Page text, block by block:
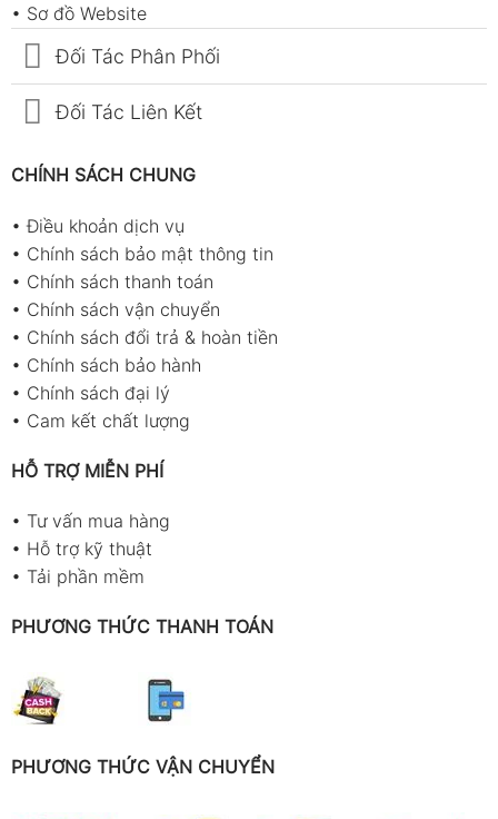
• Sơ đồ Website
Đối Tác Phân Phối
Đối Tác Liên Kết
CHÍNH SÁCH CHUNG
•Điều khoản dịch vụ
• Chính sách bảo mật thông tin
• Chính sách thanh toán
• Chính sách vận chuyển
• Chính sách đổi trả & hoàn tiền
• Chính sách bảo hành
• Chính sách đại lý
• Cam kết chất lượng
HỖ TRỢ MIỄN PHÍ
• Tư vấn mua hàng
• Hỗ trợ kỹ thuật
• Tải phần mềm
PHƯƠNG THỨC THANH TOÁN
PHƯƠNG THỨC VẬN CHUYỂN